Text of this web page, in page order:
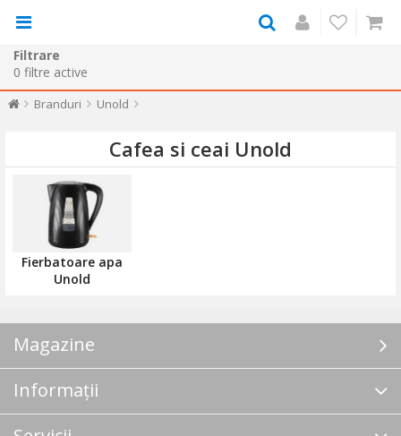
Filtrare
0 filtre active
Branduri Unold
Cafea si ceai Unold
Fierbatoare apa
Unold
Magazine
Informații